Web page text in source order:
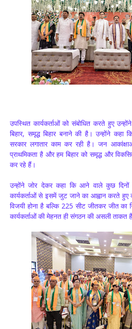
उपस्थित कार्यकर्ताओं को संबोधित करते हुए
बिहार, समृद्ध बिहार बनाने की है। उन्होंने
सरकार लगातार काम कर रही है। जन
प्राथमिकता है और हम बिहार को समृद्ध और
कर रहे हैं।
उन्होंने जोर देकर कहा कि आने वाले कुछ दिनों
कार्यकर्ताओं से इसमें जुट जाने का आह्वान करते
विजयी होना है बल्कि 225 सीट जीतकर जीत का
कार्यकर्ताओं की मेहनत ही संगठन की असली ताकत